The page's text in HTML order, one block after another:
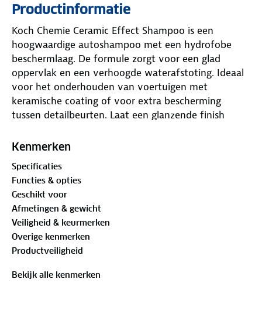
Productinformatie
Koch Chemie Ceramic Effect Shampoo is een
hoogwaardige autoshampoo met een hydrofobe
beschermlaag. De formule zorgt voor een glad
oppervlak en een verhoogde waterafstoting. Ideaal
voor het onderhouden van voertuigen met
keramische coating of voor extra bescherming
tussen detailbeurten. Laat een glanzende finish
Kenmerken
Specificaties
Functies & opties
Geschikt voor
Afmetingen & gewicht
Veiligheid & keurmerken
Overige kenmerken
Productveiligheid
Bekijk alle kenmerken